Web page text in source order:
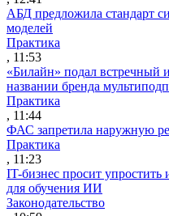
АБД предложила стандарт
моделей
Практика
, 11:53
«Билайн» подал встречный
названии бренда
Практика
, 11:44
ФАС запретила наружную
Практика
, 11:23
IT-бизнес просит
для обучения ИИ
Законодательство